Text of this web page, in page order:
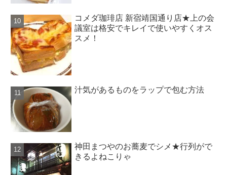
コメダ珈琲店 新宿靖国通り店★上の会
議室は格安でキレイで使いやすくオス
スメ！
汁気があるものをラップで包む方法
神田まつやのお蕎麦でシメ★行列がで
きるよねこりゃ